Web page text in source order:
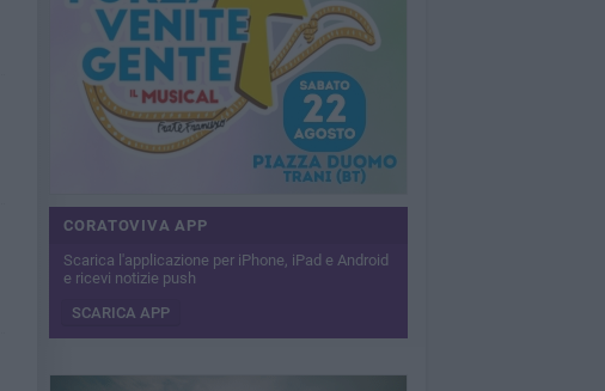
CORATOVIVA APP
Scarica l'applicazione per iPhone, iPad e Android
e ricevi notizie push
SCARICA APP